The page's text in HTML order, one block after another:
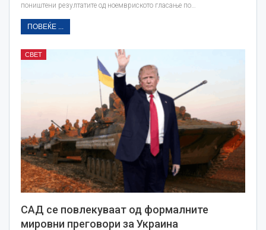
поништени резултатите од ноемвриското гласање по…
ПОВЕЌЕ ...
СВЕТ
САД се повлекуваат од формалните
мировни преговори за Украина